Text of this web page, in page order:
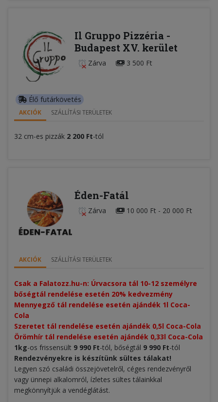
Il Gruppo Pizzéria -
Budapest XV. kerület
Zárva 3 500 Ft
Élő futárkövetés
AKCIÓK SZÁLLÍTÁSI TERÜLETEK
32 cm-es pizzák 2 200 Ft-tól
Éden-Fatál
Zárva 10 000 Ft - 20 000 Ft
AKCIÓK SZÁLLÍTÁSI TERÜLETEK
Csak a Falatozz.hu-n: Úrvacsora tál 10-12 személyre
bőségtál rendelése esetén 20% kedvezmény​
Mennyegző tál rendelése esetén ajándék 1l Coca-
Cola
Szeretet tál rendelése esetén ajándék 0,5l Coca-Cola
Örömhír tál rendelése esetén ajándék 0,33l Coca-Cola
1kg-os frissensült 9 990 Ft-tól, bőségtál 9 990 Ft-tól
Rendezvényekre is készítünk sültes tálakat!
Legyen szó családi összejövetelről, céges rendezvényről
vagy ünnepi alkalomról, ízletes sültes tálainkkal
megkönnyítjük a vendéglátást.